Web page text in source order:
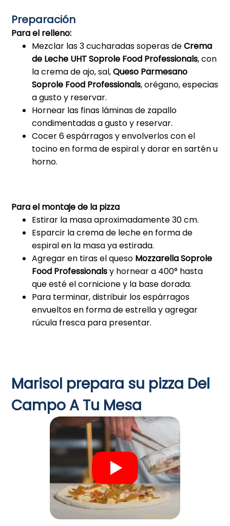
Preparación
Para el relleno:
Mezclar las 3 cucharadas soperas deCrema
de Leche UHT Soprole Food Professionals, con
la crema de ajo, sal,Queso Parmesano
Soprole Food Professionals, orégano, especias
a gusto y reservar.
Hornear las finas láminas de zapallo
condimentadas a gusto y reservar.
Cocer 6 espárragos y envolverlos con el
tocino en forma de espiral y dorar en sartén u
horno.
Para el montaje de la pizza
Estirar la masa aproximadamente 30 cm.
Esparcir la crema de leche en forma de
espiral en la masa ya estirada.
Agregar en tiras el queso Mozzarella Soprole
Food Professionalsy hornear a 400° hasta
que esté el cornicione y la base dorada.
Para terminar, distribuir los espárragos
envueltos en forma de estrella y agregar
rúcula fresca para presentar.
Marisol prepara su pizza Del
Campo A Tu Mesa